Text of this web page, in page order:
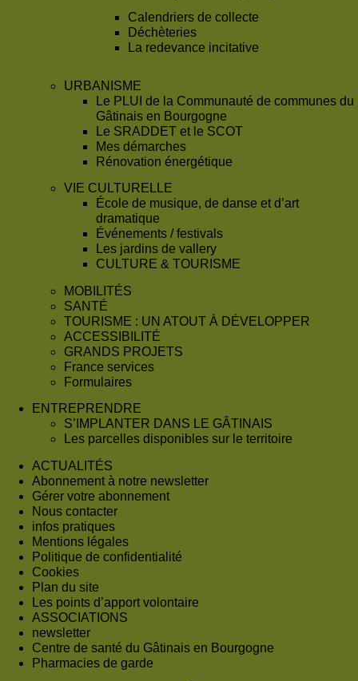
Calendriers de collecte
Déchèteries
La redevance incitative
URBANISME
Le PLUI de la Communauté de communes du
Gâtinais en Bourgogne
Le SRADDET et le SCOT
Mes démarches
Rénovation énergétique
VIE CULTURELLE
École de musique, de danse et d’art
dramatique
Événements / festivals
Les jardins de vallery
CULTURE & TOURISME
MOBILITÉS
SANTÉ
TOURISME : UN ATOUT À DÉVELOPPER
ACCESSIBILITÉ
GRANDS PROJETS
France services
Formulaires
ENTREPRENDRE
S’IMPLANTER DANS LE GÂTINAIS
Les parcelles disponibles sur le territoire
ACTUALITÉS
Abonnement à notre newsletter
Gérer votre abonnement
Nous contacter
infos pratiques
Mentions légales
Politique de confidentialité
Cookies
Plan du site
Les points d’apport volontaire
ASSOCIATIONS
newsletter
Centre de santé du Gâtinais en Bourgogne
Pharmacies de garde